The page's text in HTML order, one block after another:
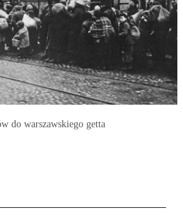
do warszawskiego getta